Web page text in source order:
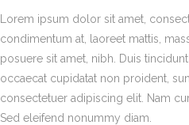
Lorem ipsum dolor sit amet,
condimentum at, laoreet mattis,
posuere sit amet, nibh. Duis
occaecat cupidatat non proident,
consectetuer adipiscing elit. Nam
Sed eleifend nonummy diam.